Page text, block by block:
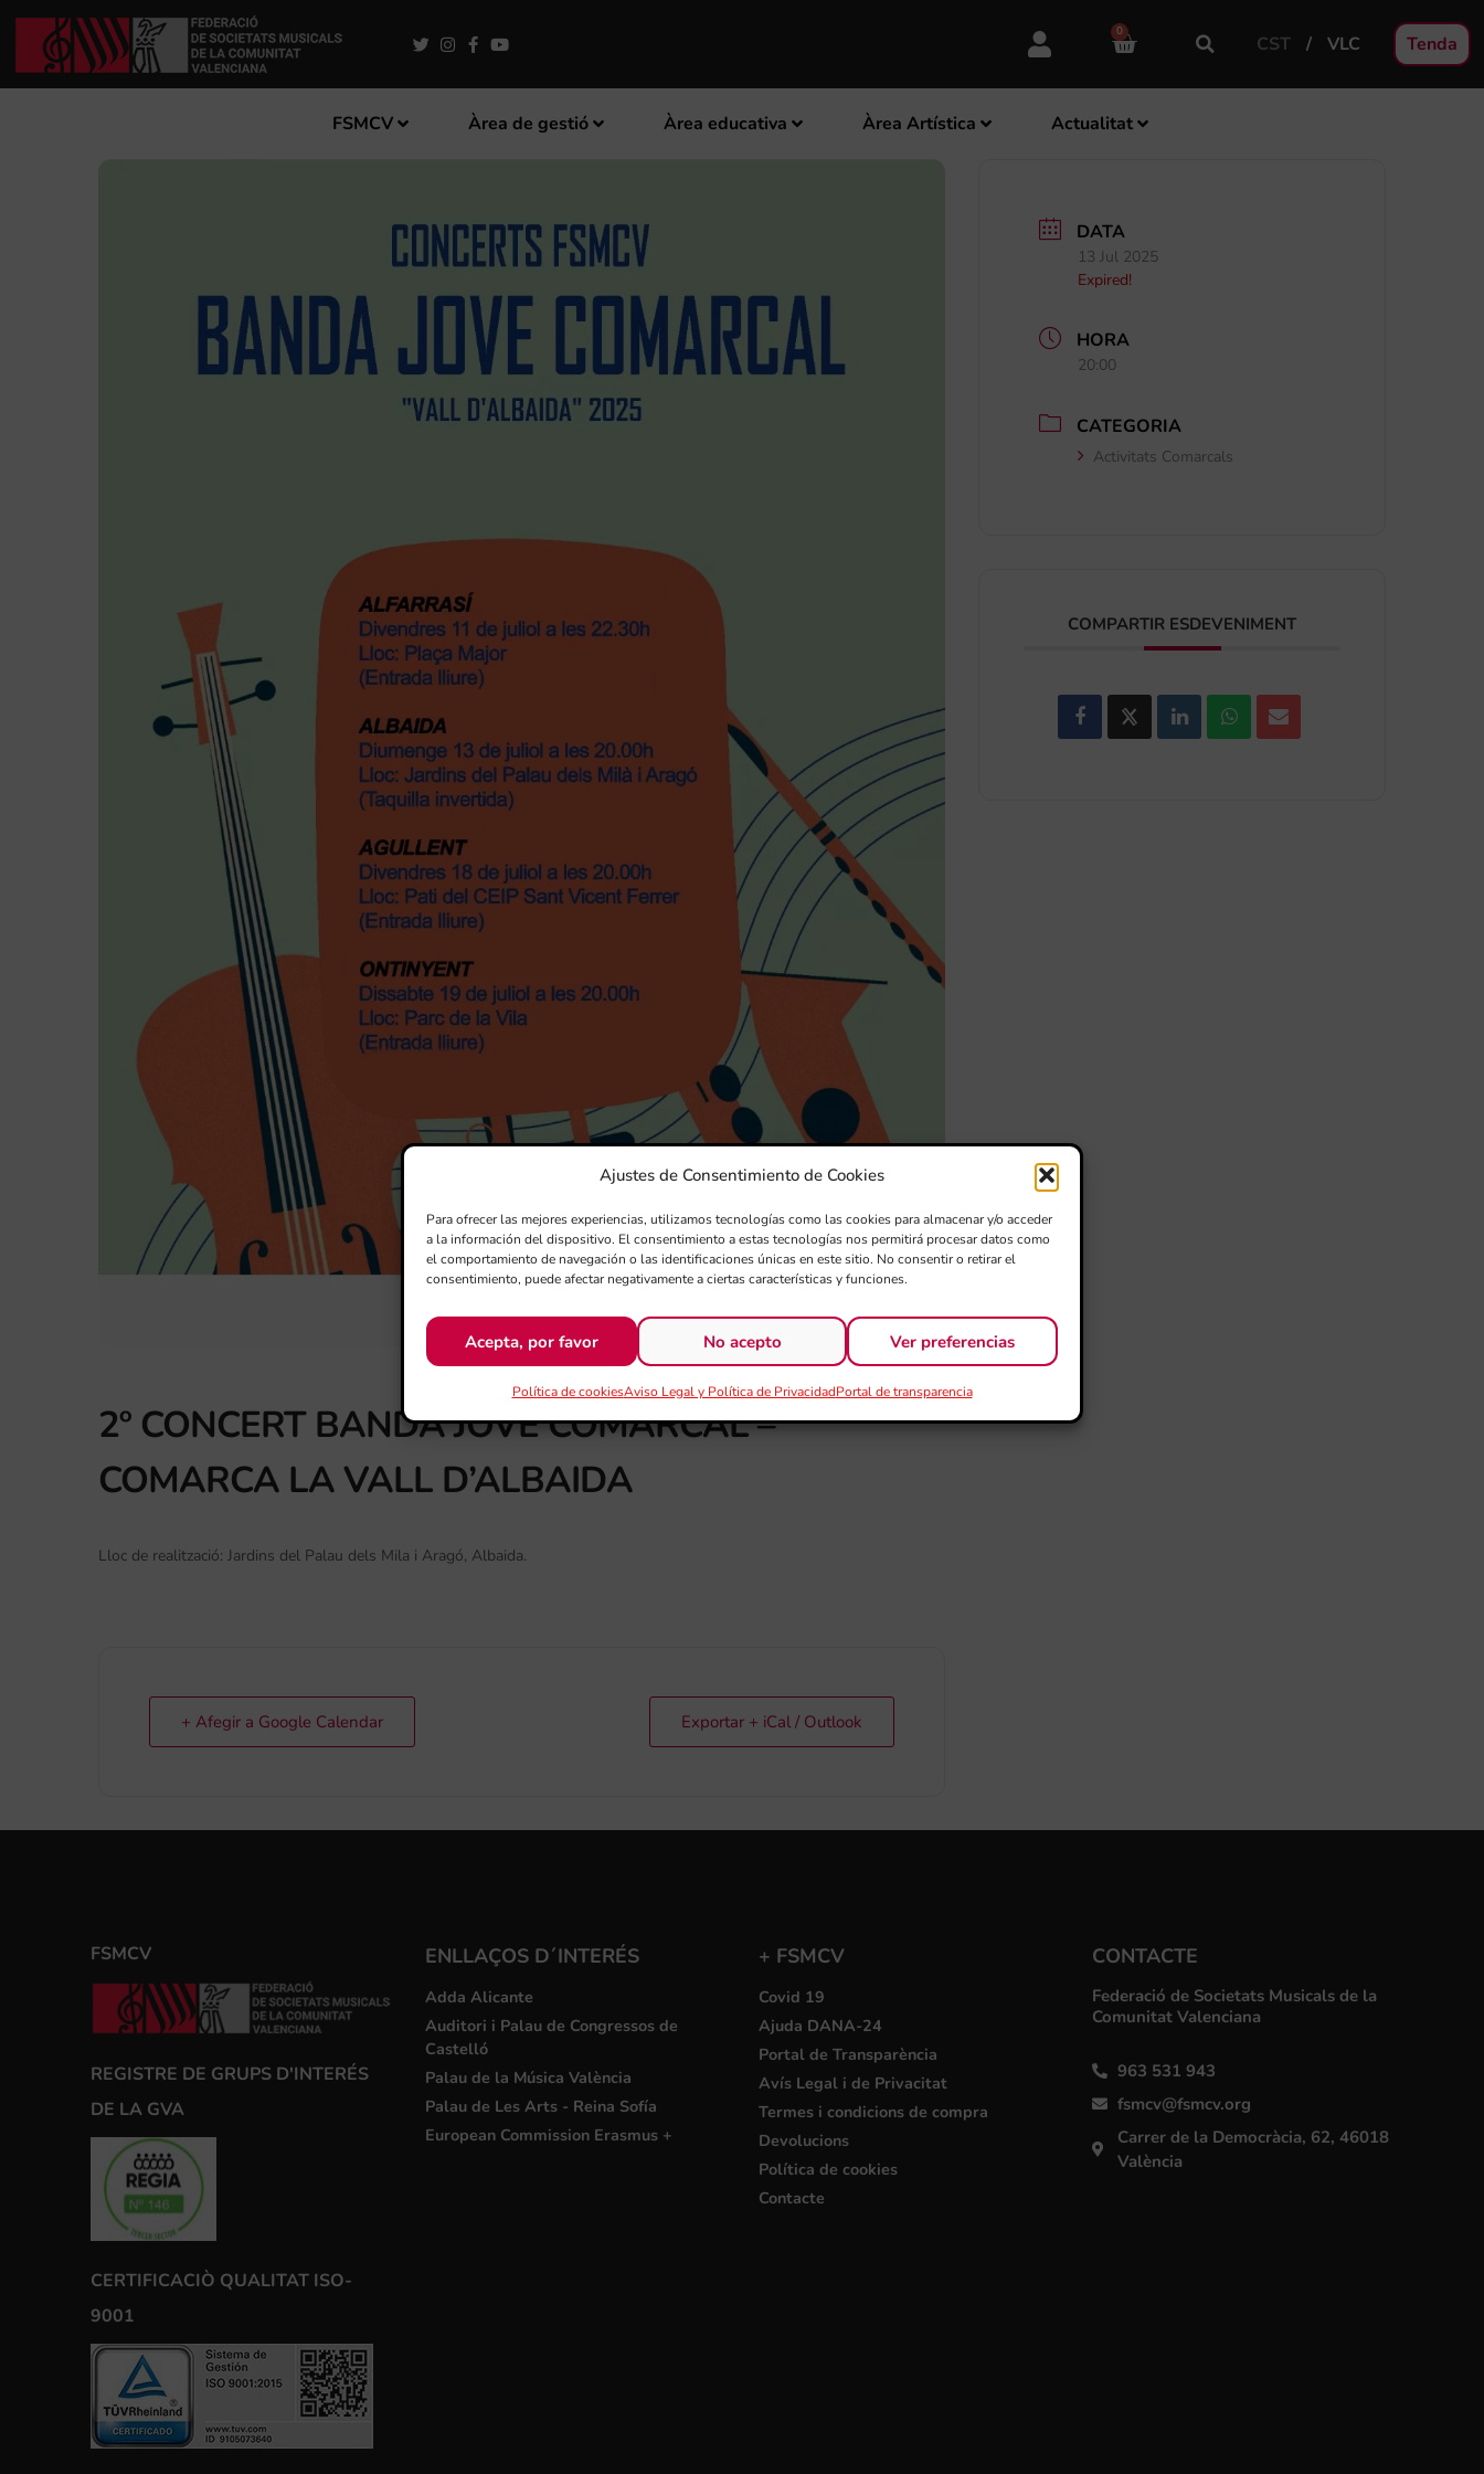
Ajustes de Consentimiento de Cookies
Para ofrecer las mejores experiencias, utilizamos tecnologías como las cookies para almacenar y/o acceder
a la información del dispositivo. El consentimiento a estas tecnologías nos permitirá procesar datos como
el comportamiento de navegación o las identificaciones únicas en este sitio. No consentir o retirar el
consentimiento, puede afectar negativamente a ciertas características y funciones.
Acepta, por favor No acepto Ver preferencias
Política de cookiesAviso Legal y Política de PrivacidadPortal de transparencia
0
CST VLC Tenda
FSMCV Àrea de gestió Àrea educativa Àrea Artística Actualitat
2º CONCERT BANDA JOVE COMARCAL –
COMARCA LA VALL D’ALBAIDA
Lloc de realització: Jardins del Palau dels Mila i Aragó, Albaida.
+ Afegir a Google Calendar Exportar + iCal / Outlook
DATA
13 Jul 2025
Expired!
HORA
20:00
CATEGORIA
Activitats Comarcals
COMPARTIR ESDEVENIMENT
FSMCV
REGISTRE DE GRUPS D'INTERÉS
DE LA GVA
CERTIFICACIÒ QUALITAT ISO-
9001
ENLLAÇOS D´INTERÉS
Adda Alicante
Auditori i Palau de Congressos de
Castelló
Palau de la Música València
Palau de Les Arts - Reina Sofía
European Commission Erasmus +
+ FSMCV
Covid 19
Ajuda DANA-24
Portal de Transparència
Avís Legal i de Privacitat
Termes i condicions de compra
Devolucions
Política de cookies
Contacte
CONTACTE
Federació de Societats Musicals de la
Comunitat Valenciana
963 531 943
fsmcv@fsmcv.org
Carrer de la Democràcia, 62, 46018
València